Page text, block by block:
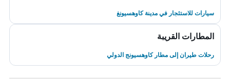
سيارات للاستئجار في مدينة كاوهسيونغ
المطارات القريبة
رحلات طيران إلى مطار كاوهسيونج الدولي